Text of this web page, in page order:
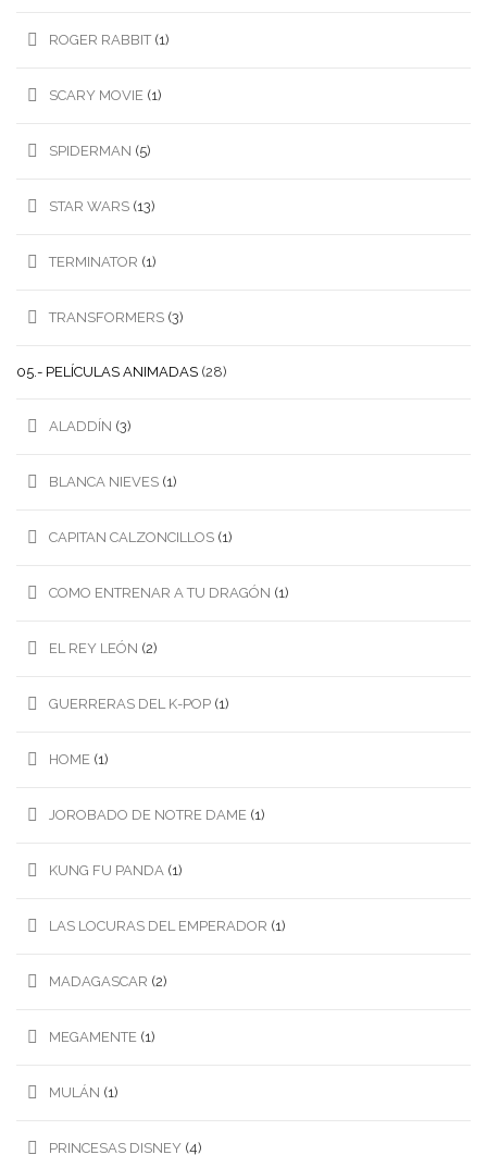
ROGER RABBIT (1)
SCARY MOVIE (1)
SPIDERMAN (5)
STAR WARS (13)
TERMINATOR (1)
TRANSFORMERS (3)
05.- PELÍCULAS ANIMADAS (28)
ALADDÍN (3)
BLANCA NIEVES (1)
CAPITAN CALZONCILLOS (1)
COMO ENTRENAR A TU DRAGÓN (1)
EL REY LEÓN (2)
GUERRERAS DEL K-POP (1)
HOME (1)
JOROBADO DE NOTRE DAME (1)
KUNG FU PANDA (1)
LAS LOCURAS DEL EMPERADOR (1)
MADAGASCAR (2)
MEGAMENTE (1)
MULÁN (1)
PRINCESAS DISNEY (4)